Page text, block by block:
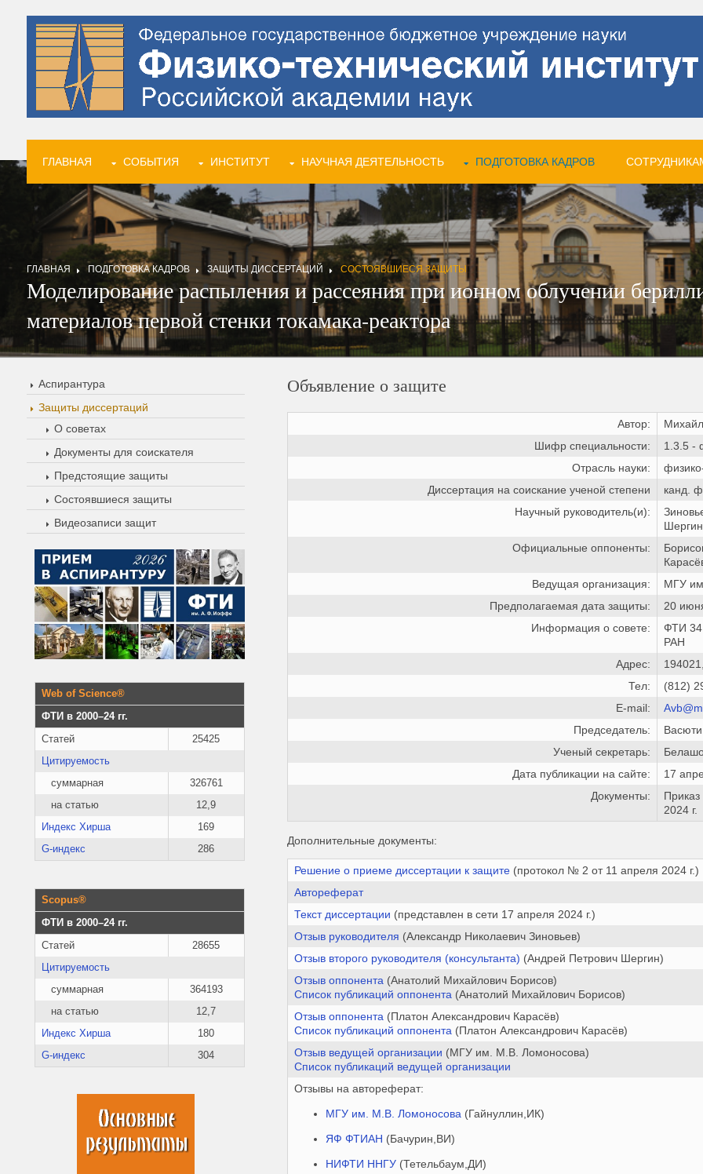
ГЛАВНАЯ СОБЫТИЯ ИНСТИТУТ НАУЧНАЯ ДЕЯТЕЛЬНОСТЬ ПОДГОТОВКА КАДРОВ
ГЛАВНАЯ ПОДГОТОВКА КАДРОВ ЗАЩИТЫ ДИССЕРТАЦИЙ СОСТОЯВШИЕСЯ ЗАЩИТЫ
Моделирование распыления и рассеяния при ионном облучении
материалов первой стенки токамака-реактора
Аспирантура
Защиты диссертаций
О советах
Документы для соискателя
Предстоящие защиты
Состоявшиеся защиты
Видеозаписи защит
Web of Science®
ФТИ в 2000–24 гг.
Статей
25425
Цитируемость
суммарная
326761
на статью
12,9
Индекс Хирша
169
G-индекс
286
Scopus®
ФТИ в 2000–24 гг.
Статей
28655
Цитируемость
суммарная
364193
на статью
12,7
Индекс Хирша
180
G-индекс
304
Объявление о защите
Автор:
Шифр специальности:
1.3.5 -
Отрасль науки:
Диссертация на соискание ученой степени
канд.
Научный руководитель(и):
Официальные оппоненты:
Ведущая организация:
МГУ
Предполагаемая дата защиты:
20
Информация о совете:
ФТИ
РАН
Адрес:
Тел:
(812)
E-mail:
Председатель:
Ученый секретарь:
Дата публикации на сайте:
17
Документы:
2024 г.
Дополнительные документы:
Решение о приеме диссертации к защите (протокол № 2 от 11 апреля 2024 г.)
Автореферат
Текст диссертации (представлен в сети 17 апреля 2024 г.)
Отзыв руководителя (Александр Николаевич Зиновьев)
Отзыв второго руководителя (консультанта) (Андрей Петрович Шергин)
Отзыв оппонента (Анатолий Михайлович Борисов)
Список публикаций оппонента (Анатолий Михайлович Борисов)
Отзыв оппонента (Платон Александрович Карасёв)
Список публикаций оппонента (Платон Александрович Карасёв)
Отзыв ведущей организации (МГУ им. М.В. Ломоносова)
Список публикаций ведущей организации
Отзывы на автореферат:
МГУ им. М.В. Ломоносова (Гайнуллин,ИК)
ЯФ ФТИАН (Бачурин,ВИ)
НИФТИ ННГУ (Тетельбаум,ДИ)